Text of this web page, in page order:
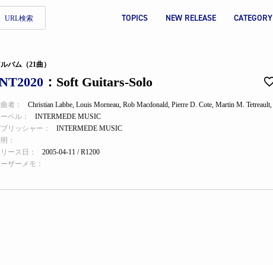
URL検索 TOPICS NEW RELEASE CATEGORY
バム（21曲）
：Soft Guitars-Solo
者： Christian Labbe, Louis Morneau, Rob Macdonald, Pierre D. Cote, Martin M. Tetreault,
ベル：
INTERMEDE MUSIC
リッシャー：
INTERMEDE MUSIC
：
ース日：
2005-04-11 / R1200
ザーメモ：